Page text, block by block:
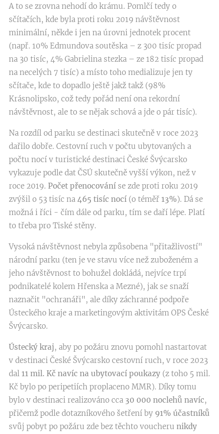
A to se zrovna nehodí do krámu. Pomlčí tedy o
sčítačích, kde byla proti roku 2019 návštěvnost
minimální, někde i jen na úrovni jednotek procent
(např. 10% Edmundova soutěska – z 300 tisíc propad
na 30 tisíc, 4% Gabrielina stezka – ze 182 tisíc propad
na necelých 7 tisíc) a místo toho medializuje jen ty
sčítače, kde to dopadlo ještě jakž takž (98%
Krásnolipsko, což tedy pořád není ona rekordní
návštěvnost, ale to se nějak schová a jde o pár tisíc).
Na rozdíl od parku se destinaci skutečně v roce 2023
dařilo dobře. Cestovní ruch v počtu ubytovaných a
počtu nocí v turistické destinaci České Švýcarsko
vykazuje podle dat ČSÚ skutečně vyšší výkon, než v
roce 2019. Počet přenocování se zde proti roku 2019
zvýšil o 53 tisíc na 465 tisíc nocí (o téměř 13%). Dá se
možná i říci - čím dále od parku, tím se daří lépe. Platí
to třeba pro Tiské stěny.
Vysoká návštěvnost nebyla způsobena "přitažlivostí"
národní parku (ten je ve stavu více než zuboženém a
jeho návštěvnost to bohužel dokládá, nejvíce trpí
podnikatelé kolem Hřenska a Mezné), jak se snaží
naznačit "ochranáři", ale díky záchranné podpoře
Ústeckého kraje a marketingovým aktivitám OPS České
Švýcarsko.
Ústecký kraj, aby po požáru znovu pomohl nastartovat
v destinaci České Švýcarsko cestovní ruch, v roce 2023
dal 11 mil. Kč navíc na ubytovací poukazy (z toho 5 mil.
Kč bylo po peripetiích proplaceno MMR). Díky tomu
bylo v destinaci realizováno cca 30 000 noclehů navíc,
přičemž podle dotazníkového šetření by 91% účastníků
svůj pobyt po požáru zde bez těchto voucheru nikdy